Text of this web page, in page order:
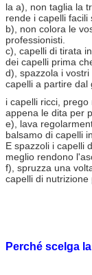
la a), non taglia la
rende i capelli facili
b), non colora le
professionisti.
c), capelli di tirata
dei capelli prima
d), spazzola i
capelli a partire dal
i capelli ricci,
appena le dita per
e), lava
balsamo di capelli
E spazzoli i capelli
meglio rendono
f), spruzza una
capelli di nutrizione
Perché scelga